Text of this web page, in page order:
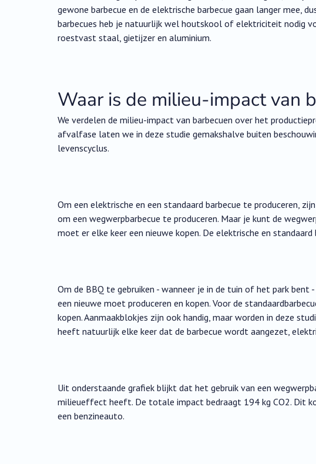
gewone barbecue en de elektrische barbecue gaan langer mee,
barbecues heb je natuurlijk wel houtskool of elektriciteit nodig
roestvast staal, gietijzer en aluminium.
Waar is de milieu-impact van
We verdelen de milieu-impact van barbecuen over het
afvalfase laten we in deze studie gemakshalve buiten
levenscyclus.
Om een ​​elektrische en een standaard barbecue te produceren,
om een ​​wegwerpbarbecue te produceren. Maar je kunt de
moet er elke keer een nieuwe kopen. De elektrische en standaard
Om de BBQ te gebruiken - wanneer je in de tuin of het park
een nieuwe moet produceren en kopen. Voor de
kopen. Aanmaakblokjes zijn ook handig, maar worden in deze
heeft natuurlijk elke keer dat de barbecue wordt aangezet,
Uit onderstaande grafiek blijkt dat het gebruik van een
milieueffect heeft. De totale impact bedraagt 194 kg CO2. Dit
een benzineauto.